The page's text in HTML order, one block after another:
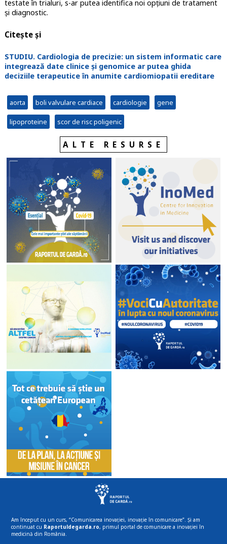
testate în trialuri, s-ar putea identifica noi opțiuni de tratament
și diagnostic.
Citește și
STUDIU. Cardiologia de precizie: un sistem informatic care
integrează date clinice și genomice ar putea ghida
deciziile terapeutice în anumite cardiomiopatii ereditare
aorta boli valvulare cardiace cardiologie gene
lipoproteine scor de risc poligenic
ALTE RESURSE
Am început cu un curs, “Comunicarea inovației, inovație în comunicare”. Și am
continuat cu Raportuldegarda.ro, primul portal de comunicare a inovației în
medicină din România.